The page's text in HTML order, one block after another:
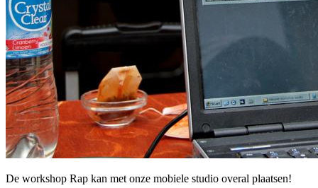
De workshop Rap kan met onze mobiele studio overal plaatsen!